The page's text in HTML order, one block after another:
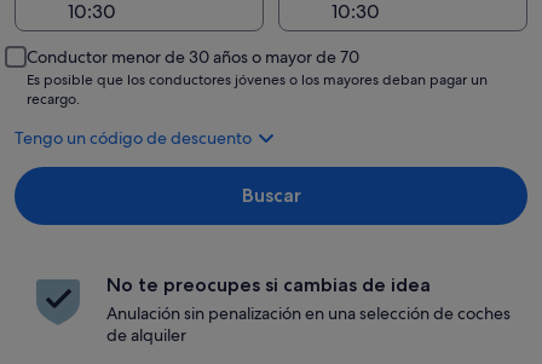
Conductor menor de 30 años o mayor de 70
Es posible que los conductores jóvenes o los mayores deban pagar un
recargo.
Tengo un código de descuento
Buscar
No te preocupes si cambias de idea
Anulación sin penalización en una selección de coches
de alquiler